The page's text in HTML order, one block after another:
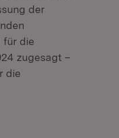
der
für die
zugesagt –
die